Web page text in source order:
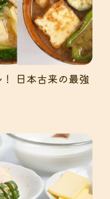
日本古来の最強